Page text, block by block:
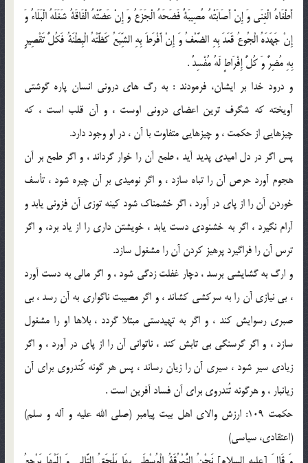
أَطْغَاهُ الْغِنَى وَ إِنْ أَصَابَتْهُ مُصِيبَةٌ فَضَحَهُ الْجَزَعُ وَ إِنْ عَضَّتْهُ الْفَاقَةُ شَغَلَهُ الْبَلَاءُ وَ
إِنْ جَهَدَهُ الْجُوعُ قَعَدَ بِهِ الضَّعْفُ وَ إِنْ أَفْرَطَ بِهِ الشِّبَعُ كَظَّتْهُ الْبِطْنَةُ فَكُلُّ تَقْصِيرٍ
بِهِ مُضِرٌّ وَ كُلُّ إِفْرَاطٍ لَهُ مُفْسِدٌ .
و درود خدا بر ایشان، فرمودند : به رگ هاى درونى انسان پاره گوشتى
آويخته كه شگرف ترين اعضاى درونى اوست ، و آن قلب است ، كه
چيزهايى از حكمت ، و چيزهايى متفاوت با آن ، در او وجود دارد.
پس اگر در دل اميدى پديد آيد ، طمع آن را خوار گرداند ، و اگر طمع بر آن
هجوم آورد حرص آن را تباه سازد ، و اگر نوميدى بر آن چيره شود ، تأسف
خوردن آن را از پاى در آورد ، اگر خشمناك شود كينه توزى آن فزونى يابد و
آرام نگيرد ، اگر به خشنودى دست يابد ، خويشتن دارى را از ياد برد، و اگر
ترس آن را فراگيرد پرهيز كردن آن را مشغول سازد.
و ارگ به گشايشى برسد ، دچار غفلت زدگى شود ، و اگر مالى به دست آورد
، بى نيازى آن را به سركشى كشاند ، و اگر مصيبت ناگوارى به آن رسد ، بى
صبرى رسوايش كند ، و اگر به تهيدستى مبتلا گردد ، بلاها او را مشغول
سازد ، و اگر گرسنگى بى تابش كند ، ناتوانى آن را از پاى در آورد ، و اگر
زيادى سير شود ، سيرى آن را زيان رساند ، پس هر گونه كُندروى براى آن
زيانبار ، و هرگونه تُندروى براى آن فساد آفرين است .
حكمت 109: ارزش والاى اهل بيت پيامبر (صلی الله علیه و آله و سلم)
(اعتقادى، سياسى)